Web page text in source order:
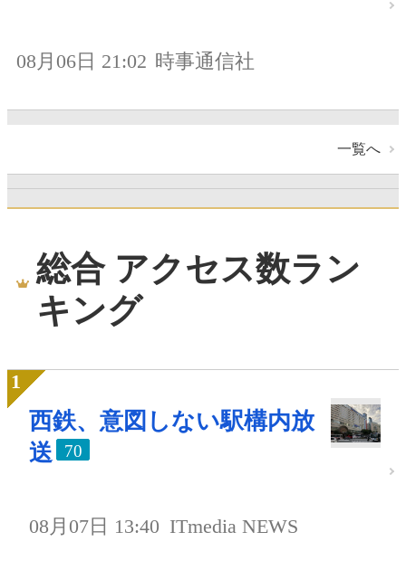
08月06日 21:02 時事通信社
一覧へ
総合 アクセス数ラン
キング
西鉄、意図しない駅構内放
送
70
08月07日 13:40 ITmedia NEWS